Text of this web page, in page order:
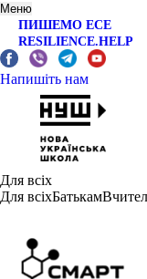
Меню
ПИШЕМО ЕСЕ
RESILIENCE.HELP
Напишіть нам
Для всіх
Для всіхБатькам